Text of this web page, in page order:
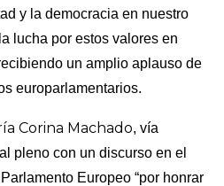
y la democracia en nuestro
lucha por estos valores en
un amplio aplauso de
europarlamentarios.
Corina Machado, vía
pleno con un discurso en el
Europeo “por honrar